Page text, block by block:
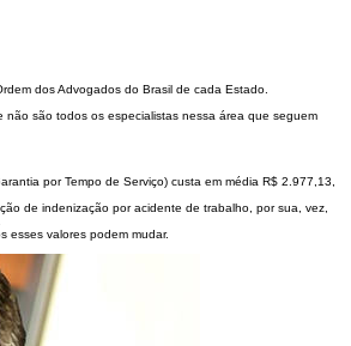
dos Advogados do Brasil de cada Estado.
são todos os especialistas nessa área que seguem
por Tempo de Serviço) custa em média R$ 2.977,13,
de indenização por acidente de trabalho, por sua, vez,
esses valores podem mudar.